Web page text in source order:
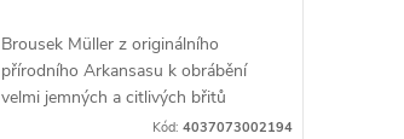
Brousek Müller z originálního
přírodního Arkansasu k obrábění
velmi jemných a citlivých břitů
Kód: 4037073002194